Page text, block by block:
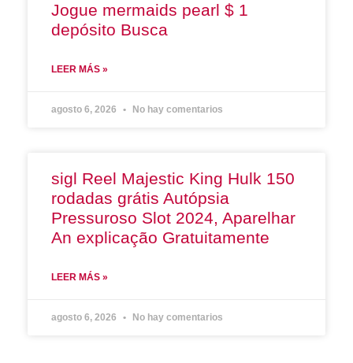
Jogue mermaids pearl $ 1
depósito Busca
LEER MÁS »
agosto 6, 2026 No hay comentarios
sigl Reel Majestic King Hulk 150
rodadas grátis Autópsia
Pressuroso Slot 2024, Aparelhar
An explicação Gratuitamente
LEER MÁS »
agosto 6, 2026 No hay comentarios